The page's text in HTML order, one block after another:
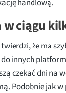
handlową.
w ciągu
że ma
innych
czekać dni na
Podobnie jak w